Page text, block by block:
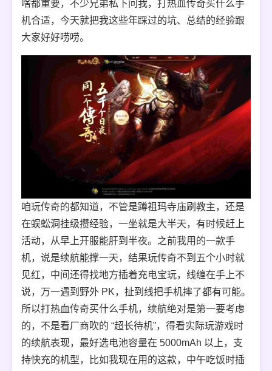
啥都重要，不少兄弟私下问我，打热血传奇买什么手
机合适，今天就把我这些年踩过的坑、总结的经验跟
大家好好唠唠。
咱玩传奇的都知道，不管是蹲祖玛寺庙刷教主，还是
在蜈蚣洞挂级攒经验，一坐就是大半天，有时候赶上
活动，从早上开服能肝到半夜。之前我用的一款手
机，说是续航能撑一天，结果玩传奇不到五个小时就
见红，中间还得找地方插着充电宝玩，线缠在手上不
说，万一遇到野外 PK，扯到线把手机摔了都有可能。
所以打热血传奇买什么手机，续航绝对是第一要考虑
的，不是看厂商吹的 “超长待机”，得看实际玩游戏时
的续航表现，最好选电池容量在 5000mAh 以上，支
持快充的机型，比如我现在用的这款，中午吃饭时插